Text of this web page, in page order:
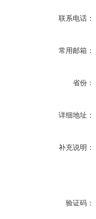
联系电话：
常用邮箱：
省份：
详细地址：
补充说明：
验证码：